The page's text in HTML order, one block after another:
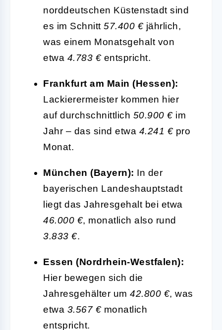
norddeutschen Küstenstadt sind
es im Schnitt 57.400 €jährlich,
was einem Monatsgehalt von
etwa 4.783 €entspricht.
Frankfurt am Main (Hessen):
Lackierermeister kommen hier
auf durchschnittlich 50.900 €im
Jahr – das sind etwa 4.241 €pro
Monat.
München (Bayern): In der
bayerischen Landeshauptstadt
liegt das Jahresgehalt bei etwa
46.000 €, monatlich also rund
3.833 €.
Essen (Nordrhein-Westfalen):
Hier bewegen sich die
Jahresgehälter um 42.800 €, was
etwa 3.567 €monatlich
entspricht.